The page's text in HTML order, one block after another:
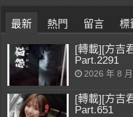
最新 熱門 留言 標
[轉載][方吉
Part.2291
2026 年 8
[轉載][方吉
Part.651